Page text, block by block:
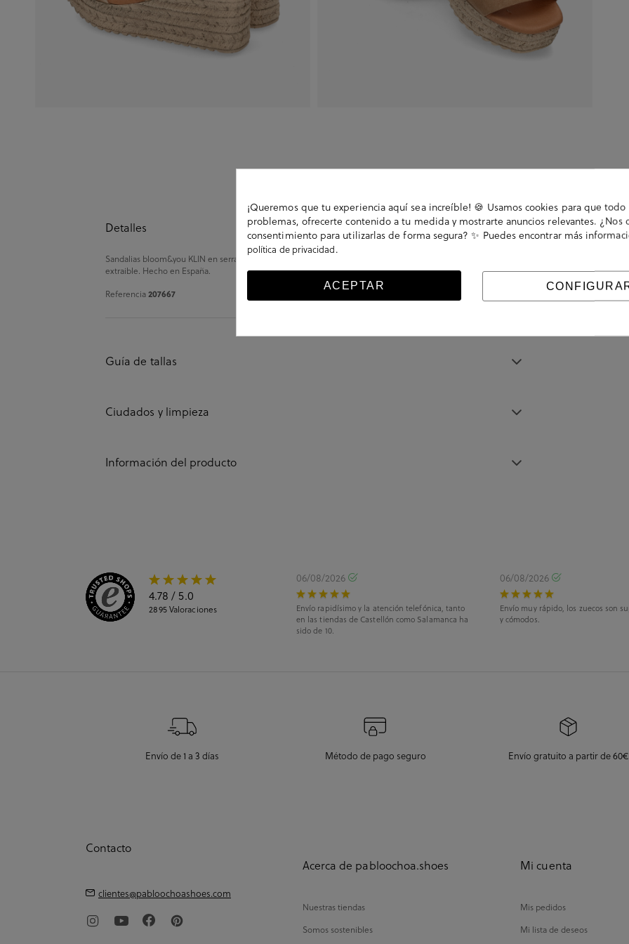
Detalles
Sandalias bloom&you KLIN en serraje beige. Cuña 6,5cm, plataforma 3,5cm. Cierre con velcro. La plantilla no es
extraible. Hecho en España.
Referencia207667
Guía de tallas
Ciudados y limpieza
Información del producto
4.78 / 5.0
2895Valoraciones
06/08/2026
Envío rapidísimo y la atención telefónica, tanto
en las tiendas de Castellón como Salamanca ha
sido de 10.
06/08/2026
Envío muy rápido, los zuecos son
y cómodos.
Envío de 1 a 3 días Método de pago seguro Envío gratuito a partir de 60€
Contacto
clientes@pabloochoashoes.com
Acerca de pabloochoa.shoes
Nuestras tiendas
Somos sostenibles
Mi cuenta
Mis pedidos
Mi lista de deseos
¡Queremos que tu experiencia aquí sea increíble! 🍪 Usamos cookies para que
problemas, ofrecerte contenido a tu medida y mostrarte anuncios relevantes. ¿Nos
consentimiento para utilizarlas de forma segura? ✨ Puedes encontrar más
política de privacidad.
ACEPTAR